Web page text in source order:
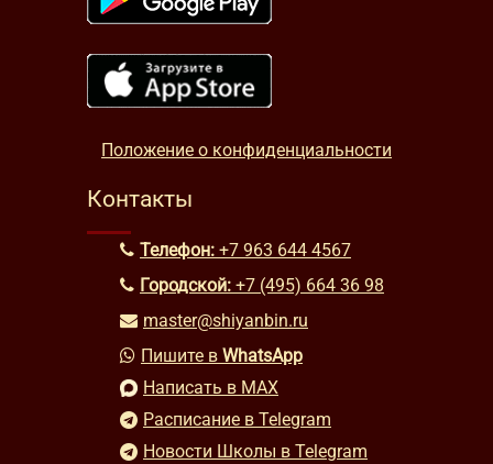
Положение о конфиденциальности
Контакты
Телефон: +7 963 644 4567
Городской: +7 (495) 664 36 98
master@shiyanbin.ru
Пишите в WhatsApp
Написать в MAX
Расписание в Telegram
Новости Школы в Telegram